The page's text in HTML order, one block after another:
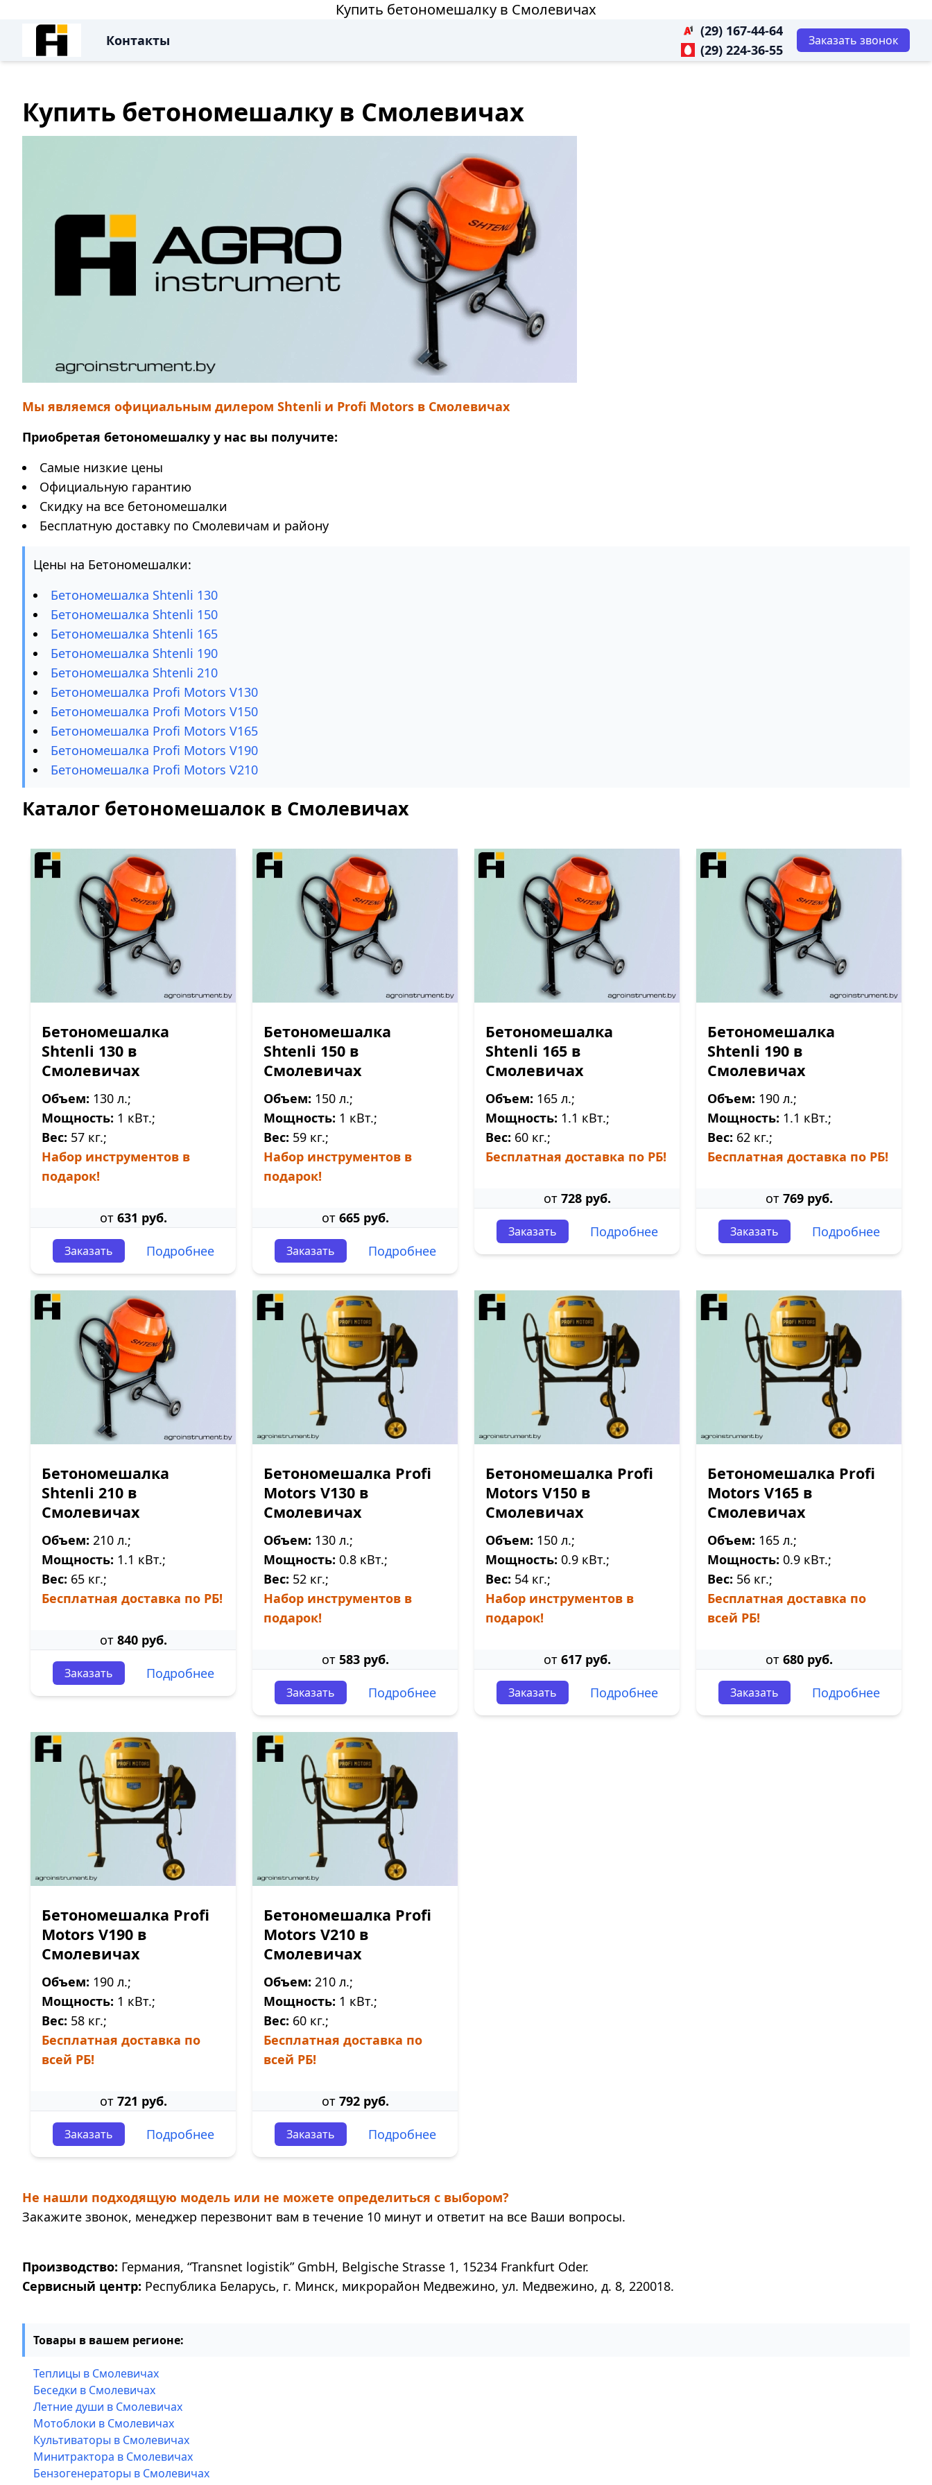
Купить бетономешалку в Смолевичах
Контакты
(29) 167-44-64
(29) 224-36-55
Заказать звонок
Купить бетономешалку в Смолевичах
Мы являемся официальным дилером Shtenli и Profi Motors в Смолевичах
Приобретая бетономешалку у нас вы получите:
Самые низкие цены
Официальную гарантию
Скидку на все бетономешалки
Бесплатную доставку по Смолевичам и району
Цены на Бетономешалки:
Бетономешалка Shtenli 130
Бетономешалка Shtenli 150
Бетономешалка Shtenli 165
Бетономешалка Shtenli 190
Бетономешалка Shtenli 210
Бетономешалка Profi Motors V130
Бетономешалка Profi Motors V150
Бетономешалка Profi Motors V165
Бетономешалка Profi Motors V190
Бетономешалка Profi Motors V210
Каталог бетономешалок в Смолевичах
Бетономешалка
Shtenli 130 в
Смолевичах
Объем: 130 л.;
Мощность: 1 кВт.;
Вес: 57 кг.;
Набор инструментов в
подарок!
от 631 руб.
Заказать Подробнее
Бетономешалка
Shtenli 150 в
Смолевичах
Объем: 150 л.;
Мощность: 1 кВт.;
Вес: 59 кг.;
Набор инструментов в
подарок!
от 665 руб.
Заказать Подробнее
Бетономешалка
Shtenli 165 в
Смолевичах
Объем: 165 л.;
Мощность: 1.1 кВт.;
Вес: 60 кг.;
Бесплатная доставка по РБ!
от 728 руб.
Заказать Подробнее
Бетономешалка
Shtenli 190 в
Смолевичах
Объем: 190 л.;
Мощность: 1.1 кВт.;
Вес: 62 кг.;
Бесплатная доставка по РБ!
от 769 руб.
Заказать Подробнее
Бетономешалка
Shtenli 210 в
Смолевичах
Объем: 210 л.;
Мощность: 1.1 кВт.;
Вес: 65 кг.;
Бесплатная доставка по РБ!
от 840 руб.
Заказать Подробнее
Бетономешалка Profi
Motors V130 в
Смолевичах
Объем: 130 л.;
Мощность: 0.8 кВт.;
Вес: 52 кг.;
Набор инструментов в
подарок!
от 583 руб.
Заказать Подробнее
Бетономешалка Profi
Motors V150 в
Смолевичах
Объем: 150 л.;
Мощность: 0.9 кВт.;
Вес: 54 кг.;
Набор инструментов в
подарок!
от 617 руб.
Заказать Подробнее
Бетономешалка Profi
Motors V165 в
Смолевичах
Объем: 165 л.;
Мощность: 0.9 кВт.;
Вес: 56 кг.;
Бесплатная доставка по
всей РБ!
от 680 руб.
Заказать Подробнее
Бетономешалка Profi
Motors V190 в
Смолевичах
Объем: 190 л.;
Мощность: 1 кВт.;
Вес: 58 кг.;
Бесплатная доставка по
всей РБ!
от 721 руб.
Заказать Подробнее
Бетономешалка Profi
Motors V210 в
Смолевичах
Объем: 210 л.;
Мощность: 1 кВт.;
Вес: 60 кг.;
Бесплатная доставка по
всей РБ!
от 792 руб.
Заказать Подробнее
Не нашли подходящую модель или не можете определиться с выбором?
Закажите звонок, менеджер перезвонит вам в течение 10 минут и ответит на все Ваши вопросы.
Производство: Германия, “Transnet logistik” GmbH, Belgische Strasse 1, 15234 Frankfurt Oder.
Сервисный центр: Республика Беларусь, г. Минск, микрорайон Медвежино, ул. Медвежино, д. 8, 220018.
Товары в вашем регионе:
Теплицы в Смолевичах
Беседки в Смолевичах
Летние души в Смолевичах
Мотоблоки в Смолевичах
Культиваторы в Смолевичах
Минитрактора в Смолевичах
Бензогенераторы в Смолевичах